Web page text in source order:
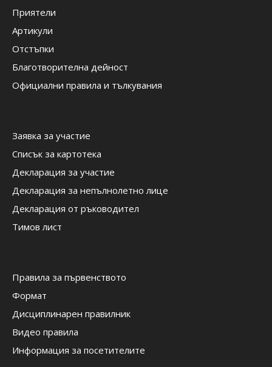
Приятели
Артикули
Отстъпки
Благотворителна дейност
Официални правила и тълкувания
Заявка за участие
Списък за картотека
Декларация за участие
Декларация за непълнолетно лице
Декларация от ръководител
Тимов лист
Правила за първенството
Формат
Дисциплинарен правилник
Видео правила
Информация за посетителите